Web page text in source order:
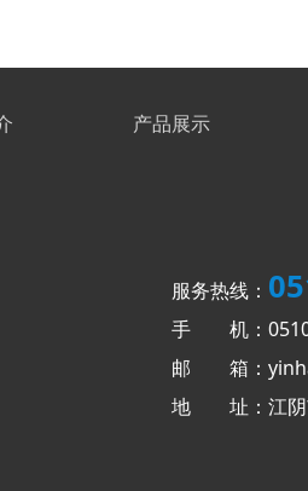
产品展示
服务热线：
手 机：
邮 箱：
地 址：江阴